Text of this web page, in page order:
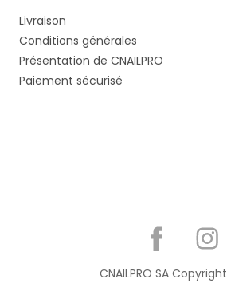
Livraison
Conditions générales
Présentation de CNAILPRO
Paiement sécurisé
CNAILPRO SA Copyright